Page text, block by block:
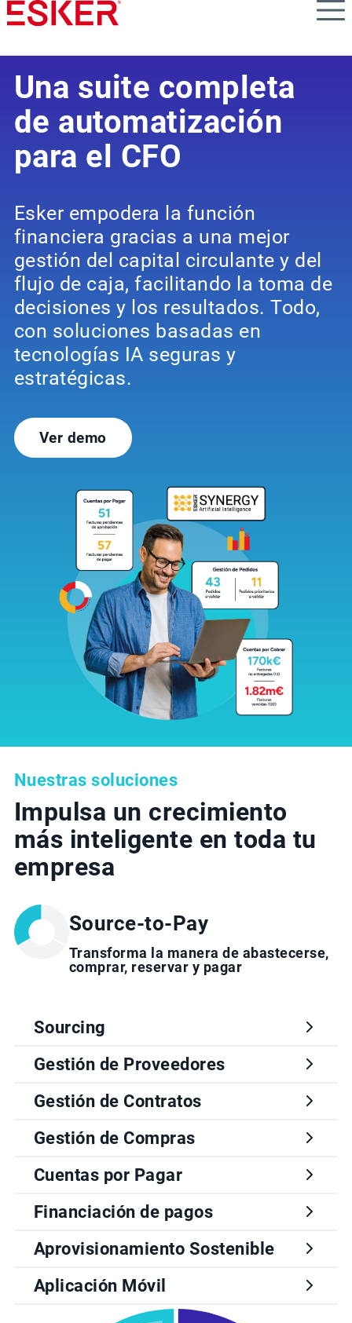
Skip
to
content
Una suite completa
de automatización
para el CFO
Esker empodera la función
financiera gracias a una mejor
gestión del capital circulante y del
flujo de caja, facilitando la toma de
decisiones y los resultados. Todo,
con soluciones basadas en
tecnologías IA seguras y
estratégicas.
Ver demo
Nuestras soluciones
Impulsa un crecimiento
más inteligente en toda tu
empresa
Source-to-Pay
Transforma la manera de abastecerse,
comprar, reservar y pagar
Sourcing
Gestión de Proveedores
Gestión de Contratos
Gestión de Compras
Cuentas por Pagar
Financiación de pagos
Aprovisionamiento Sostenible
Aplicación Móvil